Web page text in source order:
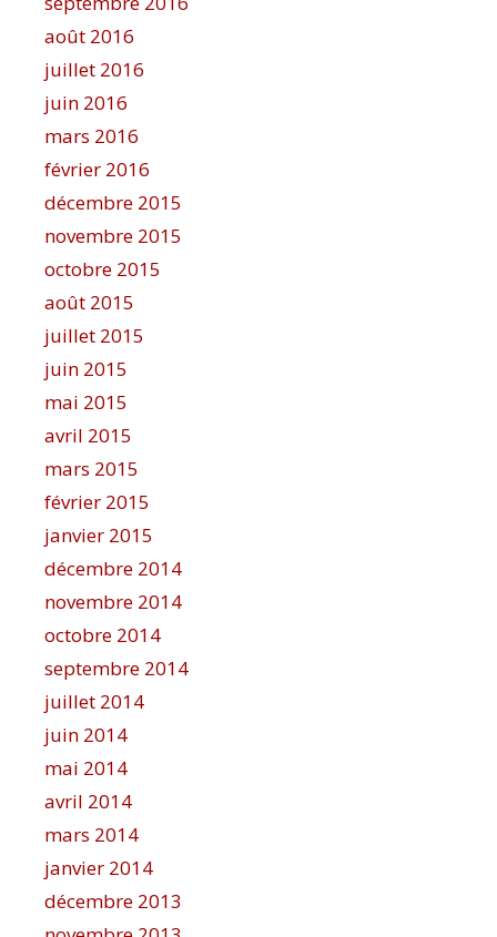
août 2016
juillet 2016
juin 2016
mars 2016
février 2016
décembre 2015
novembre 2015
octobre 2015
août 2015
juillet 2015
juin 2015
mai 2015
avril 2015
mars 2015
février 2015
janvier 2015
décembre 2014
novembre 2014
octobre 2014
septembre 2014
juillet 2014
juin 2014
mai 2014
avril 2014
mars 2014
janvier 2014
décembre 2013